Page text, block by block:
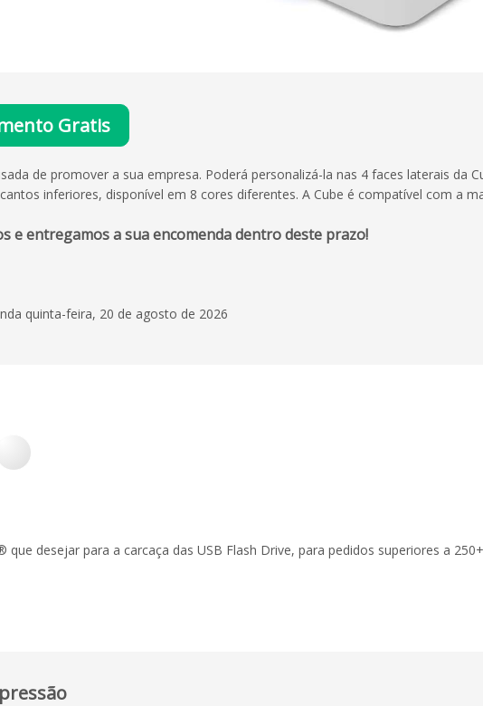
Gratis
de promover a sua empresa. Poderá personalizá-la nas 4 faces laterais da
inferiores, disponível em 8 cores diferentes. A Cube é compatível com a
e entregamos a sua encomenda dentro deste prazo!
quinta-feira, 20 de agosto de 2026
que desejar para a carcaça das USB Flash Drive, para pedidos superiores a